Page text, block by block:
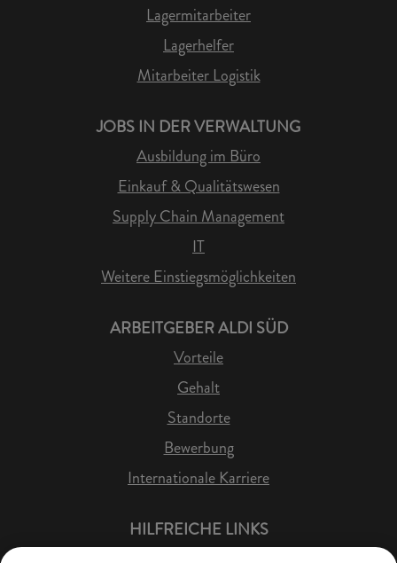
Lagermitarbeiter
Lagerhelfer
Mitarbeiter Logistik
JOBS IN DER VERWALTUNG
Ausbildung im Büro
Einkauf & Qualitätswesen
Supply Chain Management
IT
Weitere Einstiegsmöglichkeiten
ARBEITGEBER ALDI SÜD
Vorteile
Gehalt
Standorte
Bewerbung
Internationale Karriere
HILFREICHE LINKS